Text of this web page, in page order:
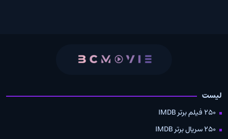
لیست
250 فیلم برتر IMDB
250 سریال برتر IMDB